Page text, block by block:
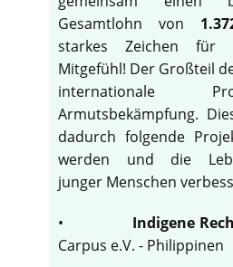
Gesamtlohn von
starkes Zeichen für
Mitgefühl! Der Großteil
internationale
Armutsbekämpfung.
dadurch folgende
werden und die
junger Menschen
• Indigene
Carpus e.V. - Philippinen